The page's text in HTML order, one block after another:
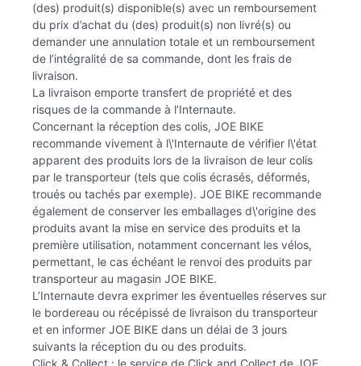
(des) produit(s) disponible(s) avec un remboursement
du prix d’achat du (des) produit(s) non livré(s) ou
demander une annulation totale et un remboursement
de l’intégralité de sa commande, dont les frais de
livraison.
La livraison emporte transfert de propriété et des
risques de la commande à l’Internaute.
Concernant la réception des colis, JOE BIKE
recommande vivement à l\'Internaute de vérifier l\'état
apparent des produits lors de la livraison de leur colis
par le transporteur (tels que colis écrasés, déformés,
troués ou tachés par exemple). JOE BIKE recommande
également de conserver les emballages d\'origine des
produits avant la mise en service des produits et la
première utilisation, notamment concernant les vélos,
permettant, le cas échéant le renvoi des produits par
transporteur au magasin JOE BIKE.
L’Internaute devra exprimer les éventuelles réserves sur
le bordereau ou récépissé de livraison du transporteur
et en informer JOE BIKE dans un délai de 3 jours
suivants la réception du ou des produits.